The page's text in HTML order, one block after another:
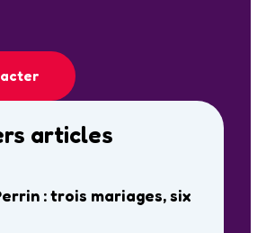
articles
: trois mariages, six